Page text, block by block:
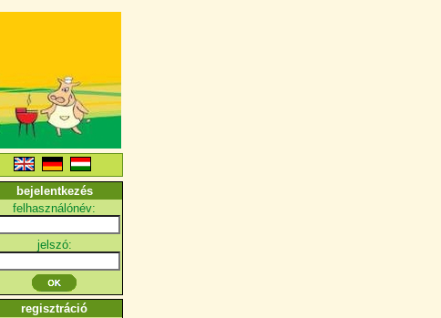
bejelentkezés
felhasználónév:
jelszó:
regisztráció